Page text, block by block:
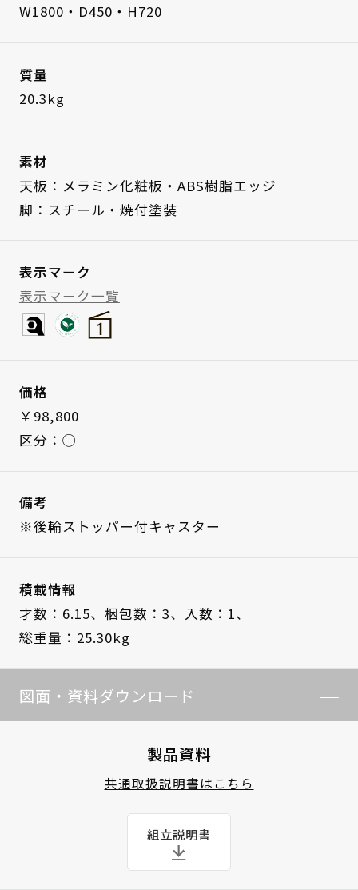
W1800・D450・H720
質量
20.3kg
素材
天板：メラミン化粧板・ABS樹脂エッジ
脚：スチール・焼付塗装
表示マーク
表示マーク一覧
価格
￥98,800
区分：◯
備考
※後輪ストッパー付キャスター
積載情報
才数：6.15、 梱包数：3、 入数：1、
総重量：25.30kg
図面・資料ダウンロード
製品資料
共通取扱説明書はこちら
組立説明書